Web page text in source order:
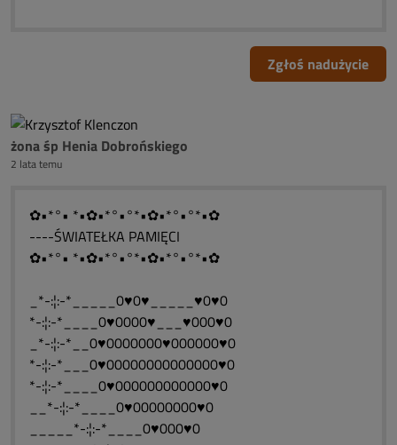
Zgłoś nadużycie
żona śp Henia Dobrońskiego
2 lata temu
✿•*°• *•✿•*°•°*•✿•*°•°*•✿
----ŚWIATEŁKA PAMIĘCI
✿•*°• *•✿•*°•°*•✿•*°•°*•✿
_*-:¦:-*_____0♥0♥_____♥0♥0
*-:¦:-*____0♥0000♥___♥000♥0
_*-:¦:-*__0♥0000000♥000000♥0
*-:¦:-*___0♥00000000000000♥0
*-:¦:-*____0♥000000000000♥0
__*-:¦:-*____0♥00000000♥0
_____*-:¦:-*____0♥000♥0